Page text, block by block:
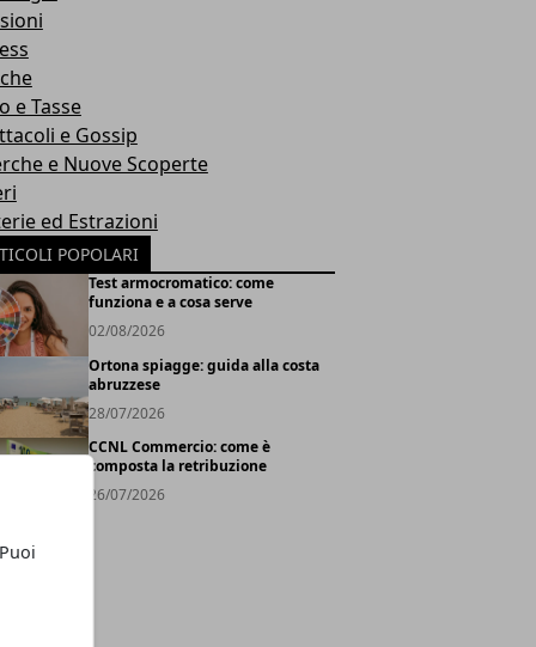
e Tasse
e Gossip
e Nuove Scoperte
ed Estrazioni
POPOLARI
Test armocromatico: come
funziona e a cosa serve
02/08/2026
Ortona spiagge: guida alla costa
abruzzese
28/07/2026
CCNL Commercio: come è
composta la retribuzione
26/07/2026